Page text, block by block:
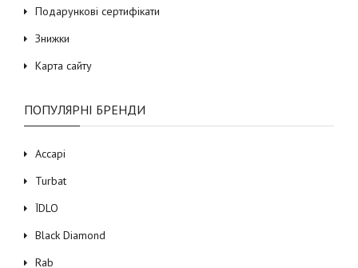
Подарункові сертифікати
Знижки
Карта сайту
ПОПУЛЯРНІ БРЕНДИ
Accapi
Turbat
ЇDLO
Black Diamond
Rab